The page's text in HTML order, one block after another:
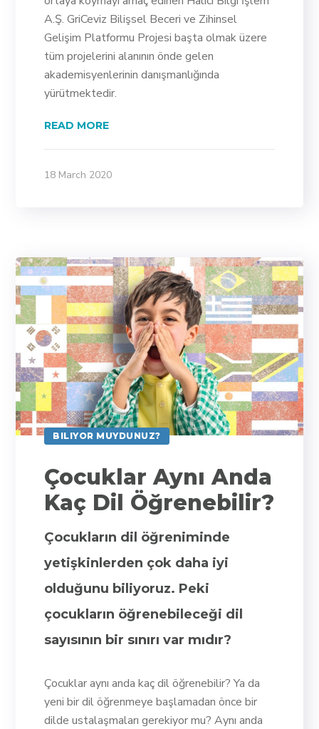
A.Ş. GriCeviz Bilişsel Beceri ve Zihinsel
Gelişim Platformu Projesi başta olmak üzere
tüm projelerini alanının önde gelen
akademisyenlerinin danışmanlığında
yürütmektedir.
READ MORE
18 March 2020
BILIYOR MUYDUNUZ?
Çocuklar Aynı Anda
Kaç Dil Öğrenebilir?
Çocukların dil öğreniminde
yetişkinlerden çok daha iyi
olduğunu biliyoruz. Peki
çocukların öğrenebileceği dil
sayısının bir sınırı var mıdır?
Çocuklar aynı anda kaç dil öğrenebilir? Ya da
yeni bir dil öğrenmeye başlamadan önce bir
dilde ustalaşmaları gerekiyor mu? Aynı anda